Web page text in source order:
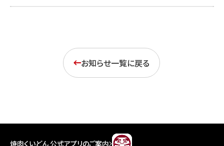
お知らせ一覧に戻る
焼肉くいどん 公式アプリのご案内